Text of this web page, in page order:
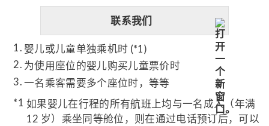
联系我们
婴儿或儿童单独乘机时 (*1)
为使用座位的婴儿购买儿童票价时
一名乘客需要多个座位时，等等
如果婴儿在行程的所有航班上均与一名成人（年满
12 岁）乘坐同等舱位，则在通过电话预订后，可以